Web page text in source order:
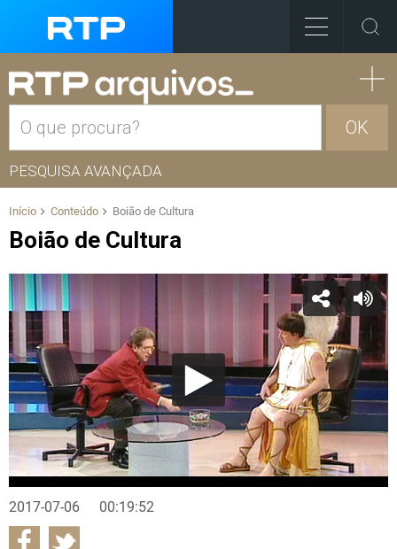
OK
PESQUISA AVANÇADA
Início Conteúdo Boião de Cultura
Boião de Cultura
2017-07-06 00:19:52